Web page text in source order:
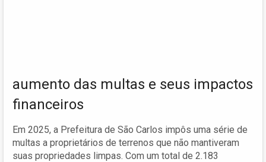
aumento das multas e seus impactos
financeiros
Em 2025, a Prefeitura de São Carlos impôs uma série de
multas a proprietários de terrenos que não mantiveram
suas propriedades limpas. Com um total de 2.183